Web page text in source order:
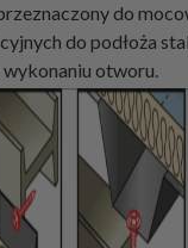
do
do podłoża
otworu.